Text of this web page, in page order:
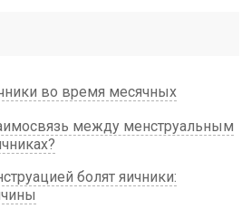
во время месячных
между менструальным
болят яичники: